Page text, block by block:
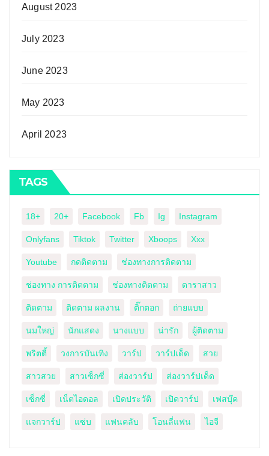
August 2023
July 2023
June 2023
May 2023
April 2023
TAGS
18+ 20+ Facebook Fb Ig Instagram
Onlyfans Tiktok Twitter Xboops Xxx
Youtube กดติดตาม ช่องทางการติดตาม
ช่องทาง การติดตาม ช่องทางติดตาม ดาราสาว
ติดตาม ติดตาม ผลงาน ติ๊กตอก ถ่ายแบบ
นมใหญ่ นักแสดง นางแบบ น่ารัก ผู้ติดตาม
พริตตี้ วงการบันเทิง วาร์ป วาร์ปเด็ด สวย
สาวสวย สาวเซ็กซี่ ส่องวาร์ป ส่องวาร์ปเด็ด
เซ็กซี่ เน็ตไอดอล เปิดประวัติ เปิดวาร์ป เฟสบุ๊ค
แจกวาร์ป แซ่บ แฟนคลับ โอนลี่แฟน ไอจี